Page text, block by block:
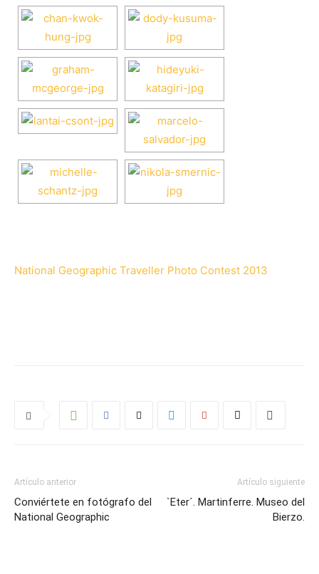
National Geographic Traveller Photo Contest 2013
Artículo anterior
Conviértete en fotógrafo del
National Geographic
Artículo siguiente
`Eter´. Martinferre. Museo del
Bierzo.